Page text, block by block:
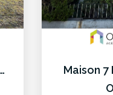
Maison 5/6P à Illkirch Graffenstaden
Maison